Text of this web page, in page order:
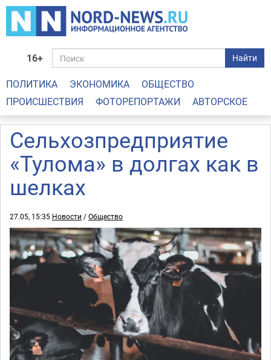
16+ Найти
ПОЛИТИКА ЭКОНОМИКА
ОБЩЕСТВО
ПРОИСШЕСТВИЯ
ФОТОРЕПОРТАЖИ АВТОРСКОЕ
Сельхозпредприятие
«Тулома» в долгах как в
шелках
27.05, 15:35 Новости /Общество